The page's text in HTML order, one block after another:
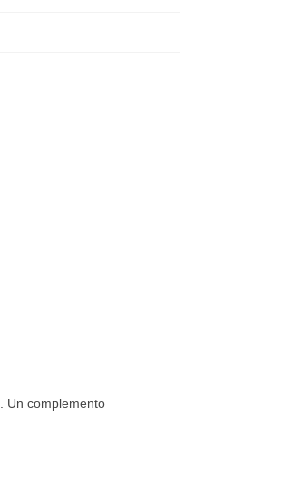
. Un complemento